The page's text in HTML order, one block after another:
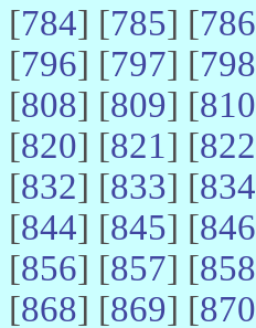
[784] [785] [786
[796] [797] [798
[808] [809] [810
[820] [821] [822
[832] [833] [834
[844] [845] [846
[856] [857] [858
[868] [869] [870